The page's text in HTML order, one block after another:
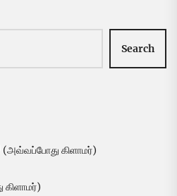
Search
கிளாமர்)
கிளாமர்)